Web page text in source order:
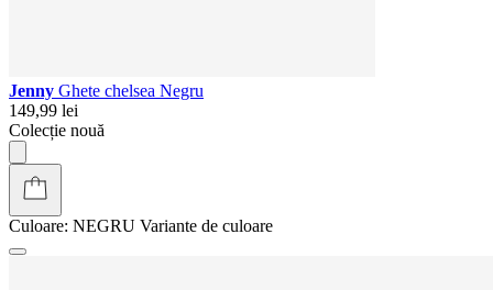
Jenny Ghete chelsea Negru
149,99 lei
Colecție nouă
Culoare: NEGRU Variante de culoare